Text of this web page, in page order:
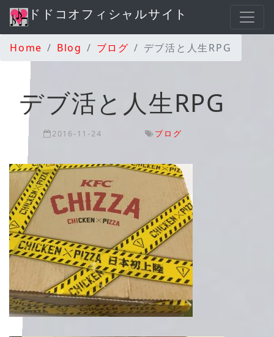
ドドコオフィシャルサイト
Home Blog ブログ デブ活と人生RPG
デブ活と人生RPG
2016-11-24 ブログ